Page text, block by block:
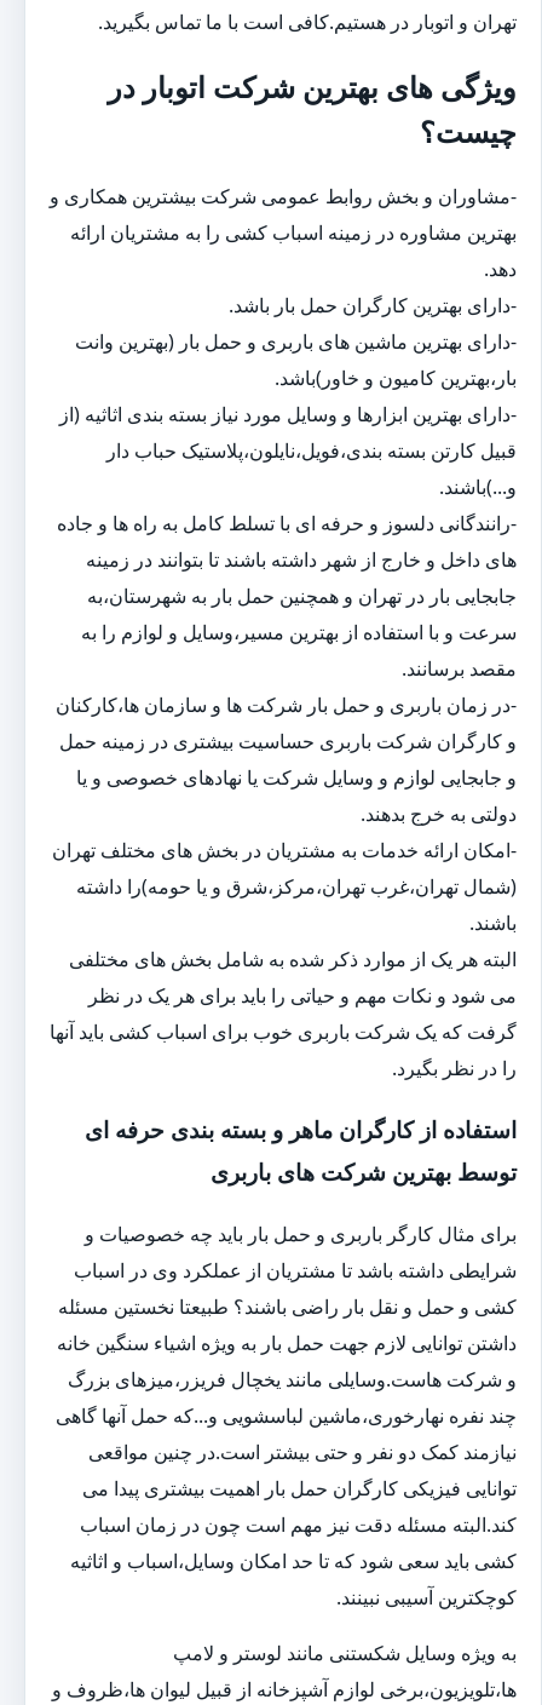
تهران و اتوبار در هستیم.کافی است با ما تماس بگیرید.
ویژگی های بهترین شرکت اتوبار در
چیست؟
-مشاوران و بخش روابط عمومی شرکت بیشترین همکاری و
بهترین مشاوره در زمینه اسباب کشی را به مشتریان ارائه
دهد.
-دارای بهترین کارگران حمل بار باشد.
-دارای بهترین ماشین های باربری و حمل بار (بهترین وانت
بار،بهترین کامیون و خاور)باشد.
-دارای بهترین ابزارها و وسایل مورد نیاز بسته بندی اثاثیه (از
قبیل کارتن بسته بندی،فویل،نایلون،پلاستیک حباب دار
و...)باشند.
-رانندگانی دلسوز و حرفه ای با تسلط کامل به راه ها و جاده
های داخل و خارج از شهر داشته باشند تا بتوانند در زمینه
جابجایی بار در تهران و همچنین حمل بار به شهرستان،به
سرعت و با استفاده از بهترین مسیر،وسایل و لوازم را به
مقصد برسانند.
-در زمان باربری و حمل بار شرکت ها و سازمان ها،کارکنان
و کارگران شرکت باربری حساسیت بیشتری در زمینه حمل
و جابجایی لوازم و وسایل شرکت یا نهادهای خصوصی و یا
دولتی به خرج بدهند.
-امکان ارائه خدمات به مشتریان در بخش های مختلف تهران
(شمال تهران،غرب تهران،مرکز،شرق و یا حومه)را داشته
باشند.
البته هر یک از موارد ذکر شده به شامل بخش های مختلفی
می شود و نکات مهم و حیاتی را باید برای هر یک در نظر
گرفت که یک شرکت باربری خوب برای اسباب کشی باید آنها
را در نظر بگیرد.
استفاده از کارگران ماهر و بسته بندی حرفه ای
توسط بهترین شرکت های باربری
برای مثال کارگر باربری و حمل بار باید چه خصوصیات و
شرایطی داشته باشد تا مشتریان از عملکرد وی در اسباب
کشی و حمل و نقل بار راضی باشند؟ طبیعتا نخستین مسئله
داشتن توانایی لازم جهت حمل بار به ویژه اشیاء سنگین خانه
و شرکت هاست.وسایلی مانند یخچال فریزر،میزهای بزرگ
چند نفره نهارخوری،ماشین لباسشویی و...که حمل آنها گاهی
نیازمند کمک دو نفر و حتی بیشتر است.در چنین مواقعی
توانایی فیزیکی کارگران حمل بار اهمیت بیشتری پیدا می
کند.البته مسئله دقت نیز مهم است چون در زمان اسباب
کشی باید سعی شود که تا حد امکان وسایل،اسباب و اثاثیه
کوچکترین آسیبی نبینند.
به ویژه وسایل شکستنی مانند لوستر و لامپ
ها،تلویزیون،برخی لوازم آشپزخانه از قبیل لیوان ها،ظروف و